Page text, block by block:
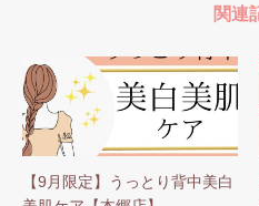
関連
【9月限定】うっとり背中美白